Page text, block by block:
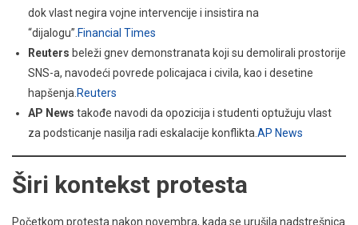
dok vlast negira vojne intervencije i insistira na
“dijalogu”. Financial Times
Reuters beleži gnev demonstranata koji su demolirali prostorije
SNS-a, navodeći povrede policajaca i civila, kao i desetine
hapšenja. Reuters
AP News takođe navodi da opozicija i studenti optužuju vlast
za podsticanje nasilja radi eskalacije konflikta. AP News
Širi kontekst protesta
Početkom protesta nakon novembra, kada se urušila nadstrešnica